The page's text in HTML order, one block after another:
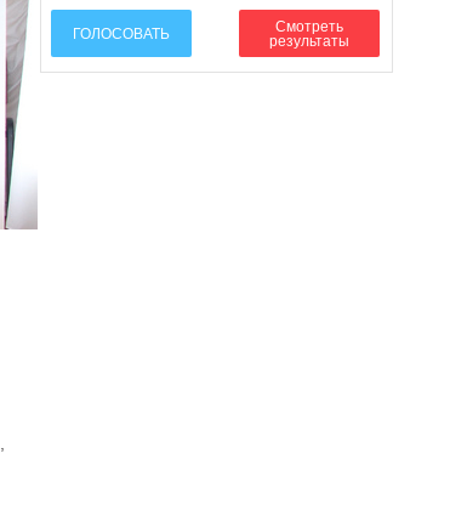
ГОЛОСОВАТЬ
Смотреть
результаты